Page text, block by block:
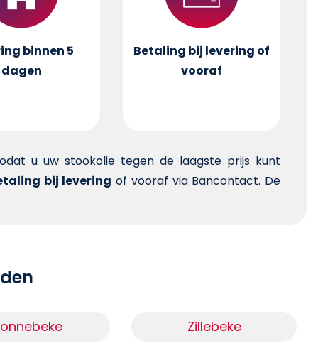
binnen 5
dagen
Betaling bij levering of
vooraf
u uw stookolie tegen de laagste prijs kunt
bij levering of vooraf via Bancontact. De
Zillebeke